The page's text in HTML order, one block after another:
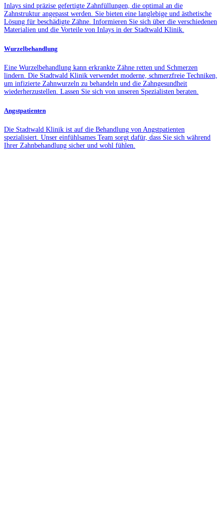
Inlays sind präzise gefertigte Zahnfüllungen, die optimal an die
Zahnstruktur angepasst werden. Sie bieten eine langlebige und ästhetische
Lösung für beschädigte Zähne. Informieren Sie sich über die verschiedenen
Materialien und die Vorteile von Inlays in der Stadtwald Klinik.
Wurzelbehandlung
Eine Wurzelbehandlung kann erkrankte Zähne retten und Schmerzen
lindern. Die Stadtwald Klinik verwendet moderne, schmerzfreie Techniken,
um infizierte Zahnwurzeln zu behandeln und die Zahngesundheit
wiederherzustellen. Lassen Sie sich von unseren Spezialisten beraten.
Angstpatienten
Die Stadtwald Klinik ist auf die Behandlung von Angstpatienten
spezialisiert. Unser einfühlsames Team sorgt dafür, dass Sie sich während
Ihrer Zahnbehandlung sicher und wohl fühlen.